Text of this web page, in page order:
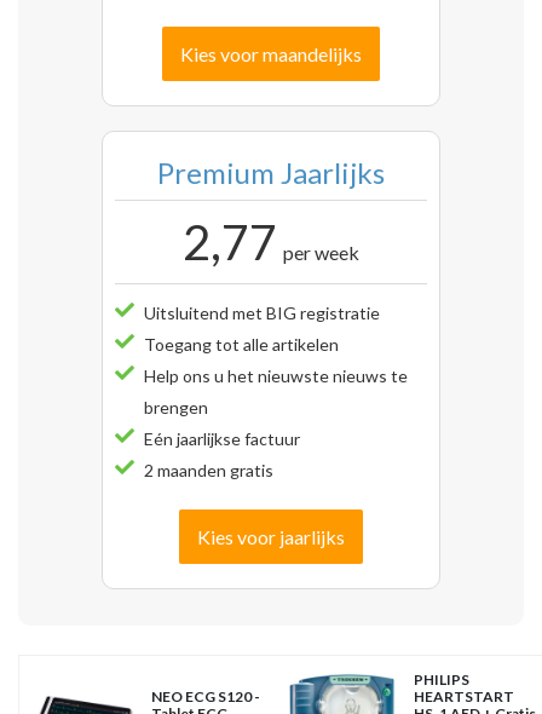
Kies voor maandelijks
Premium Jaarlijks
2,77 per week
Uitsluitend met BIG registratie
Toegang tot alle artikelen
Help ons u het nieuwste nieuws te
brengen
Eén jaarlijkse factuur
2 maanden gratis
Kies voor jaarlijks
NEO ECG S120 -
PHILIPS
HEARTSTART